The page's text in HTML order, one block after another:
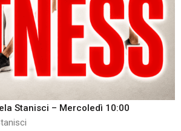
Stanisci – Mercoledì 10:00